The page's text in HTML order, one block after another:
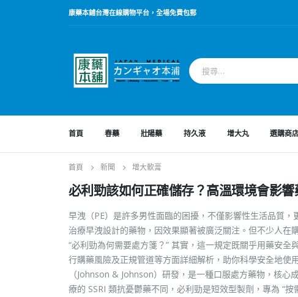
康藥本鋪台灣在線購物平台，全場免費包郵
首頁 春藥 壯陽藥 持久液 增大丸 選購商
首頁 新聞 增大軟膏
必利勁該如何正確儲存？高溫環境會影響
早洩（PE）是許多男性面臨的困擾，不僅影響性生活品質
治療早洩設計的藥物，因效果顯著被廣泛關注。但不少人在
“必利勁為何需要處方箋？” 其實，這一規定既關乎用藥安
行購藥風險及正規管道等方面詳細解析，助你科學安全地
（Johnson & Johnson）研發，是一種口服處方藥物，核
療的 SSRI 類抗憂鬱藥不同，必利勁是短效型製劑，專為 “